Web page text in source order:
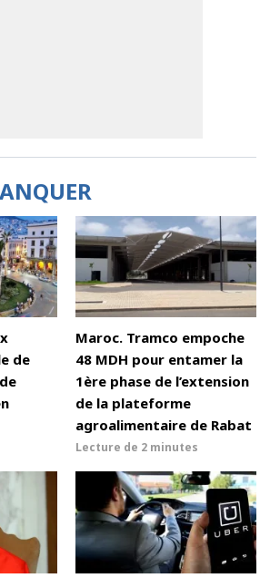
de
Maroc. Tramco empoche
48 MDH pour entamer la
1ère phase de l’extension
de la plateforme
agroalimentaire de Rabat
Lecture de 2 minutes